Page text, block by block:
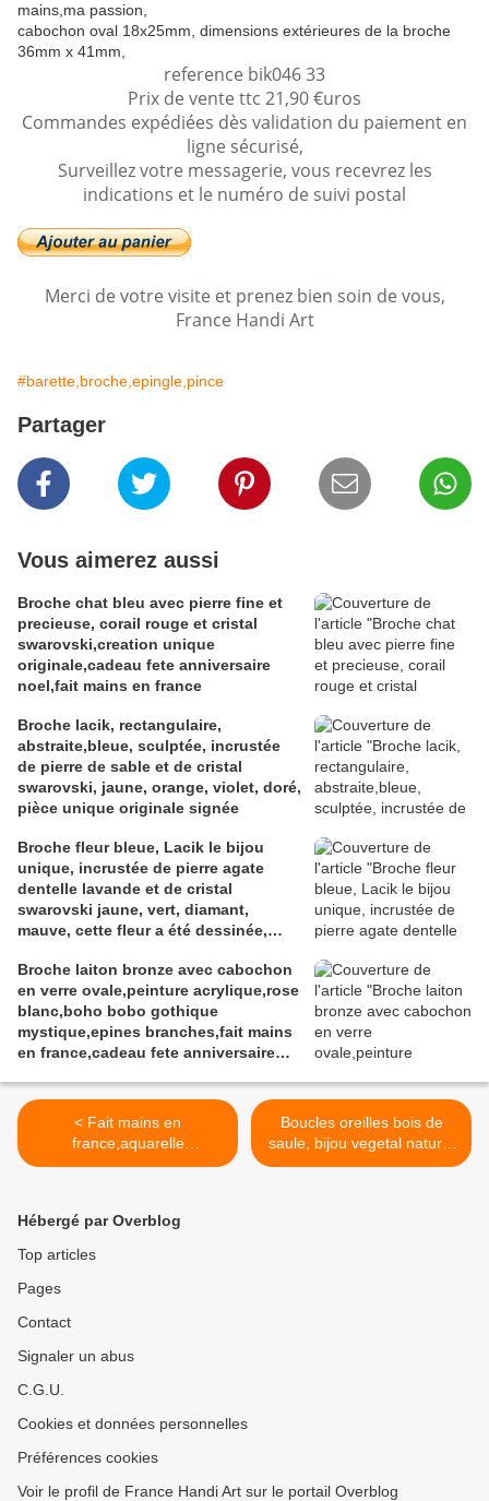
mains,ma passion,
cabochon oval 18x25mm, dimensions extérieures de la broche
36mm x 41mm,
reference bik046 33
Prix de vente ttc 21,90 €uros
Commandes expédiées dès validation du paiement en
ligne sécurisé,
Surveillez votre messagerie, vous recevrez les
indications et le numéro de suivi postal
Merci de votre visite et prenez bien soin de vous,
France Handi Art
#barette,broche,epingle,pince
Partager
Vous aimerez aussi
Broche chat bleu avec pierre fine et
precieuse, corail rouge et cristal
swarovski,creation unique
originale,cadeau fete anniversaire
noel,fait mains en france
Broche lacik, rectangulaire,
abstraite,bleue, sculptée, incrustée
de pierre de sable et de cristal
swarovski, jaune, orange, violet, doré,
pièce unique originale signée
Broche fleur bleue, Lacik le bijou
unique, incrustée de pierre agate
dentelle lavande et de cristal
swarovski jaune, vert, diamant,
mauve, cette fleur a été dessinée,
bijou, les pierreries et cristallerires
ont été incrustées à la cuisson,
peinture et vernis acrylique, pièce
originale unique et signée au dos.
Broche laiton bronze avec cabochon
en verre ovale,peinture acrylique,rose
blanc,boho bobo gothique
mystique,epines branches,fait mains
en france,cadeau fete anniversaire
< Fait mains en
france,aquarelle
originale,artiste isabelle
bronze,branches epines
enlacees,fermoir
contemporain,art moderne
fantastique gothique,boho
bobo art deco,victorien
Boucles oreilles bois de
saule, bijou vegetal naturel
local, peinture pop art, rose
Hébergé par Overblog
Top articles
Pages
Contact
Signaler un abus
C.G.U.
Cookies et données personnelles
Préférences cookies
Voir le profil de France Handi Art sur le portail Overblog